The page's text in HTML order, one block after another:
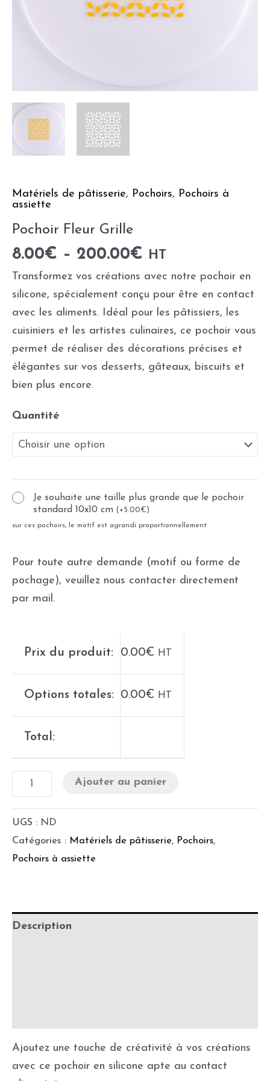
Matériels de pâtisserie, Pochoirs, Pochoirs à
assiette
Pochoir Fleur Grille
8.00€ – 200.00€ HT
Transformez vos créations avec notre pochoir en
silicone, spécialement conçu pour être en contact
avec les aliments. Idéal pour les pâtissiers, les
cuisiniers et les artistes culinaires, ce pochoir vous
permet de réaliser des décorations précises et
élégantes sur vos desserts, gâteaux, biscuits et
bien plus encore.
Quantité
Je souhaite une taille plus grande que le pochoir
standard 10x10 cm ( +5.00€ )
sur ces pochoirs, le motif est agrandi proportionnellement
Pour toute autre demande (motif ou forme de
pochage), veuillez nous contacter directement
par mail.
Prix du produit: 0.00€ HT
Options totales: 0.00€ HT
Total:
Ajouter au panier
UGS : ND
Catégories : Matériels de pâtisserie, Pochoirs,
Pochoirs à assiette
Description
Ajoutez une touche de créativité à vos créations
avec ce pochoir en silicone apte au contact